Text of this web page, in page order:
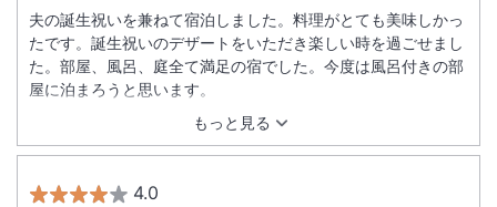
もっと見る
夫の誕生祝いを兼ねて宿泊しました。料理がとても美味しかっ
たです。誕生祝いのデザートをいただき楽しい時を過ごせまし
た。部屋、風呂、庭全て満足の宿でした。今度は風呂付きの部
屋に泊まろうと思います。
4.0